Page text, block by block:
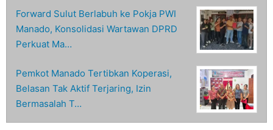
Forward Sulut Berlabuh ke Pokja PWI
Manado, Konsolidasi Wartawan DPRD
Perkuat Ma…
Pemkot Manado Tertibkan Koperasi,
Belasan Tak Aktif Terjaring, Izin
Bermasalah T…